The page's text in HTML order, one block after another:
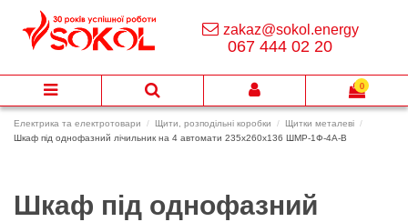
Електрика та електротовари Щити, розподільні коробки
Щитки металеві
Шкаф під однофазний лічильник на 4 автомати 235х260х136 ШМР-1Ф-4А-В
Шкаф під однофазний
zakaz@sokol.energy
067 444 02 20
0